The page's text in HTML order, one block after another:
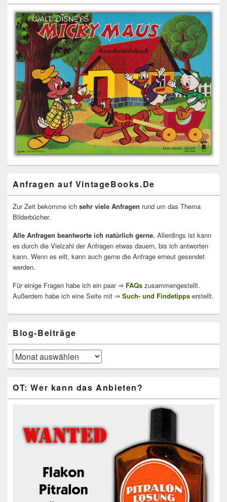
Anfragen auf VintageBooks.De
Zur Zeit bekomme ich sehr viele Anfragen rund um das Thema
Bilderbücher.
Alle Anfragen beantworte ich natürlich gerne. Allerdings ist kann
es durch die Vielzahl der Anfragen etwas dauern, bis ich antworten
kann. Wenn es eilt, kann auch gerne die Anfrage erneut gesendet
werden.
Für einige Fragen habe ich ein paar ⇒ FAQs zusammengestellt.
Außerdem habe ich eine Seite mit ⇒ Such- und Findetipps erstellt.
Blog-Beiträge
Blog-
Beiträge
OT: Wer kann das Anbieten?